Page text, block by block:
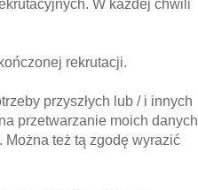
W każdej chwili
rekrutacji.
przyszłych lub / i innych
przetwarzanie moich danych
Można też tą zgodę wyrazić